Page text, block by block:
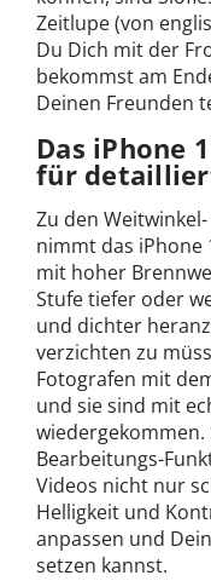
Zeitlupe (von
Du Dich mit der
bekommst am
Deinen Freunden
Das iPhone
für
Zu den
nimmt das iPhone
mit hoher
Stufe tiefer oder
und dichter
verzichten zu
Fotografen mit
und sie sind mit
Bearbeitungs-
Videos nicht nur
Helligkeit und
anpassen und
setzen kannst.